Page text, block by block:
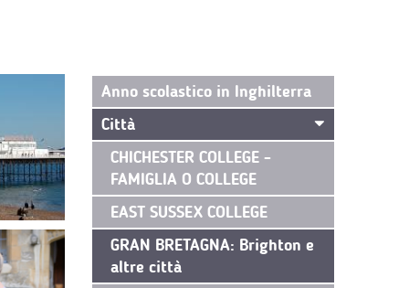
Anno scolastico in Inghilterra
Città
CHICHESTER COLLEGE -
FAMIGLIA O COLLEGE
EAST SUSSEX COLLEGE
GRAN BRETAGNA: Brighton e
altre città